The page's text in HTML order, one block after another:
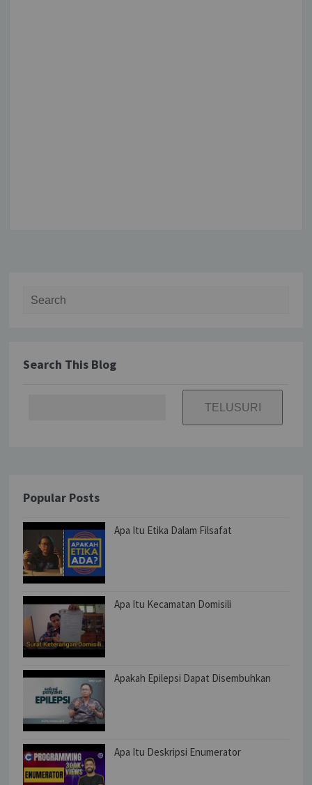
Search for:
Search This Blog
Popular Posts
Apa Itu Etika Dalam Filsafat
Apa Itu Kecamatan Domisili
Apakah Epilepsi Dapat Disembuhkan
Apa Itu Deskripsi Enumerator